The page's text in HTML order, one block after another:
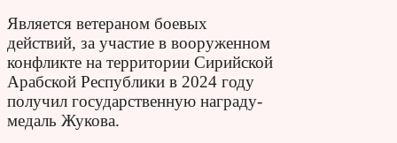
Является ветераном боевых
действий, за участие в вооруженном
конфликте на территории Сирийской
Арабской Республики в 2024 году
получил государственную награду-
медаль Жукова.